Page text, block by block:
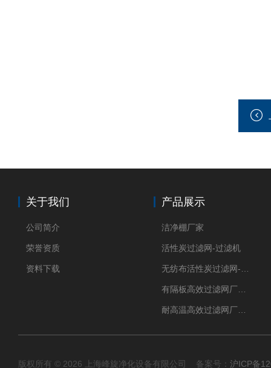
关于我们
公司简介
荣誉资质
资料下载
产品展示
洁净棚厂家
活性炭过滤网-过滤机
版权所有 © 2026 上海峰旋净化设备有限公司 备案号： 沪ICP备